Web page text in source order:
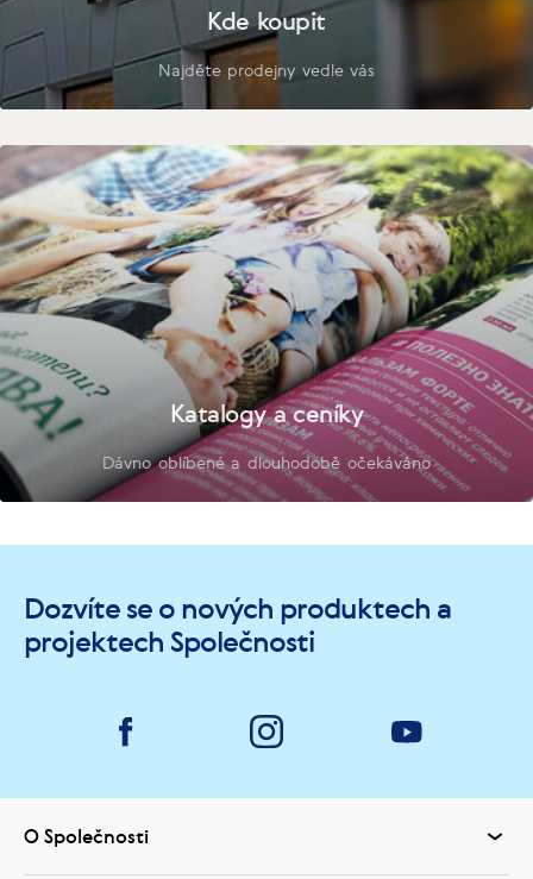
Kde koupit
Najděte prodejny vedle vás
Katalogy a ceníky
Dávno oblíbené a dlouhodobě očekáváno
Dozvíte se o nových produktech a
projektech Společnosti
O Společnosti